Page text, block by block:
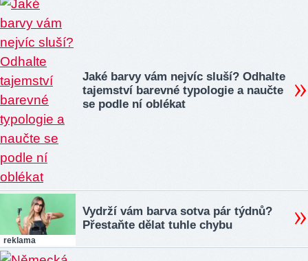
Jaké barvy vám nejvíc sluší? Odhalte
tajemství barevné typologie a naučte
se podle ní oblékat
reklama
Vydrží vám barva sotva pár týdnů?
Přestaňte dělat tuhle chybu